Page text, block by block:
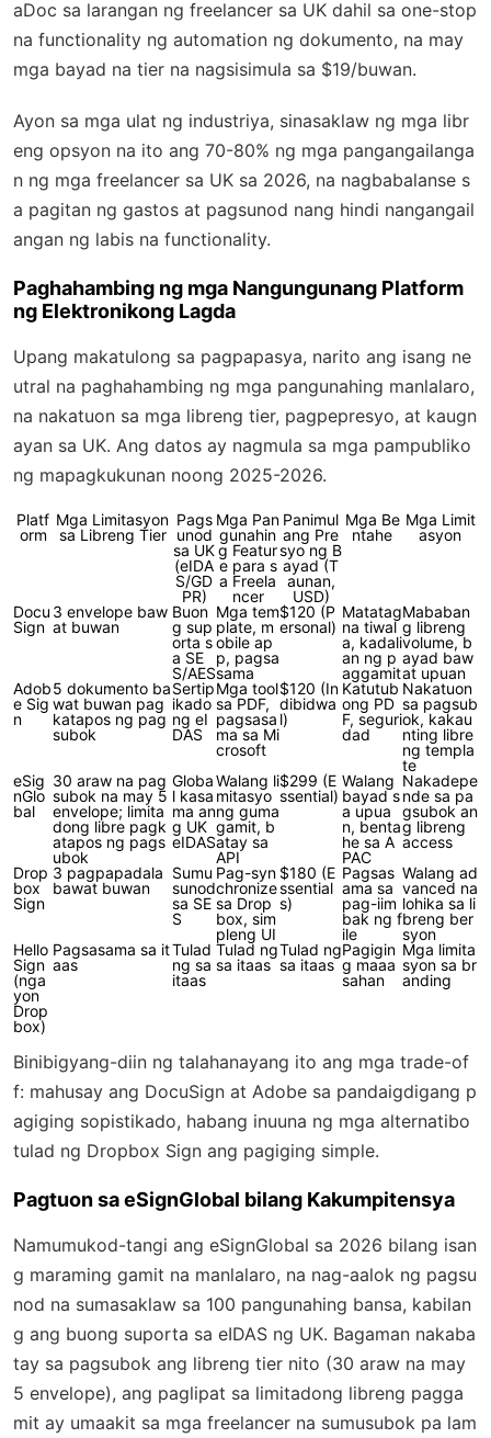
aDoc sa larangan ng freelancer sa UK dahil sa one-stop
na functionality ng automation ng dokumento, na may
mga bayad na tier na nagsisimula sa $19/buwan.
Ayon sa mga ulat ng industriya, sinasaklaw ng mga libr
eng opsyon na ito ang 70-80% ng mga pangangailanga
n ng mga freelancer sa UK sa 2026, na nagbabalanse s
a pagitan ng gastos at pagsunod nang hindi nangangail
angan ng labis na functionality.
Paghahambing ng mga Nangungunang Platform
ng Elektronikong Lagda
Upang makatulong sa pagpapasya, narito ang isang ne
utral na paghahambing ng mga pangunahing manlalaro,
na nakatuon sa mga libreng tier, pagpepresyo, at kaugn
ayan sa UK. Ang datos ay nagmula sa mga pampubliko
ng mapagkukunan noong 2025-2026.
Platf
orm
Mga Limitasyon
sa Libreng Tier
Pags
unod
sa UK
(eIDA
S/GD
PR)
Mga Pan
gunahin
g Featur
e para s
a Freela
ncer
Panimul
ang Pre
syo ng B
ayad (T
aunan,
USD)
Mga Be
ntahe
Mga Limit
asyon
Docu
Sign
3 envelope baw
at buwan
Buon
g sup
orta s
a SE
S/AES
Mga tem
plate, m
obile ap
p, pagsa
sama
$120 (P
ersonal)
Matatag
na tiwal
a, kadali
an ng p
aggamit
Mababan
g libreng
volume, b
ayad baw
at upuan
Adob
e Sig
n
5 dokumento ba
wat buwan pag
katapos ng pag
subok
Sertip
ikado
ng eI
DAS
Mga tool
sa PDF,
pagsasa
ma sa Mi
crosoft
$120 (In
dibidwa
l)
Katutub
ong PD
F, seguri
dad
Nakatuon
sa pagsub
ok, kakau
nting libre
ng templa
te
eSig
nGlo
bal
30 araw na pag
subok na may 5
envelope; limita
dong libre pagk
atapos ng pags
ubok
Globa
l kasa
ma an
g UK
eIDAS
Walang li
mitasyo
ng guma
gamit, b
atay sa
API
$299 (E
ssential)
Walang
bayad s
a upua
n, benta
he sa A
PAC
Nakadepe
nde sa pa
gsubok an
g libreng
access
Drop
box
Sign
3 pagpapadala
bawat buwan
Sumu
sunod
sa SE
S
Pag-syn
chronize
sa Drop
box, sim
pleng UI
$180 (E
ssential
s)
Pagsas
ama sa
pag-iim
bak ng f
ile
Walang ad
vanced na
lohika sa li
breng ber
syon
Hello
Sign
(nga
yon
Drop
box)
Pagsasama sa it
aas
Tulad
ng sa
itaas
Tulad ng
sa itaas
Tulad ng
sa itaas
Pagigin
g maaa
sahan
Mga limita
syon sa br
anding
Binibigyang-diin ng talahanayang ito ang mga trade-of
f: mahusay ang DocuSign at Adobe sa pandaigdigang p
agiging sopistikado, habang inuuna ng mga alternatibo
tulad ng Dropbox Sign ang pagiging simple.
Pagtuon sa eSignGlobal bilang Kakumpitensya
Namumukod-tangi ang eSignGlobal sa 2026 bilang isan
g maraming gamit na manlalaro, na nag-aalok ng pagsu
nod na sumasaklaw sa 100 pangunahing bansa, kabilan
g ang buong suporta sa eIDAS ng UK. Bagaman nakaba
tay sa pagsubok ang libreng tier nito (30 araw na may
5 envelope), ang paglipat sa limitadong libreng pagga
mit ay umaakit sa mga freelancer na sumusubok pa lam